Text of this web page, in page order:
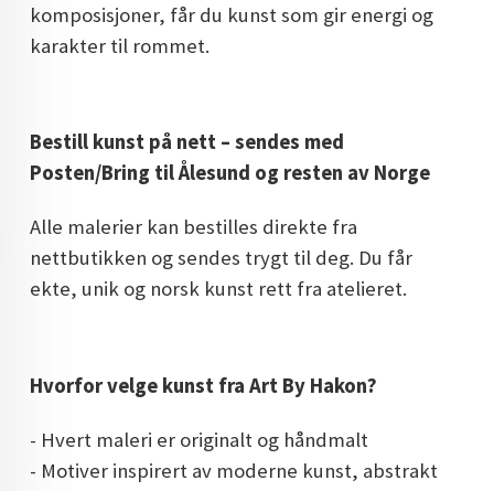
komposisjoner, får du kunst som gir energi og
karakter til rommet.
Bestill kunst på nett – sendes med
Posten/Bring til Ålesund og resten av Norge
Alle malerier kan bestilles direkte fra
nettbutikken og sendes trygt til deg. Du får
ekte, unik og norsk kunst rett fra atelieret.
Hvorfor velge kunst fra Art By Hakon?
- Hvert maleri er originalt og håndmalt
- Motiver inspirert av moderne kunst, abstrakt